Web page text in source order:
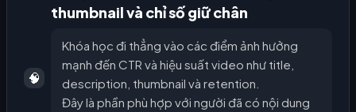
🧠
thumbnail và chỉ số giữ chân
Khóa học đi thẳng vào các điểm ảnh hưởng
mạnh đến CTR và hiệu suất video như title,
description, thumbnail và retention.
Đây là phần phù hợp với người đã có nội dung